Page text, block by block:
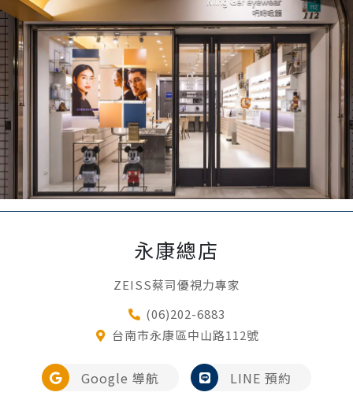
永康總店
ZEISS蔡司優視力專家
(06)202-6883
台南市永康區中山路112號
Google 導航 LINE 預約